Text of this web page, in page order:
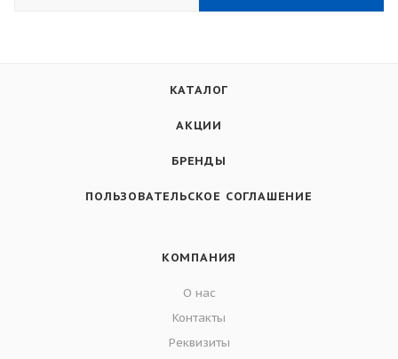
КАТАЛОГ
АКЦИИ
БРЕНДЫ
ПОЛЬЗОВАТЕЛЬСКОЕ СОГЛАШЕНИЕ
КОМПАНИЯ
О нас
Контакты
Реквизиты